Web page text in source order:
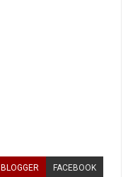
BLOGGER FACEBOOK